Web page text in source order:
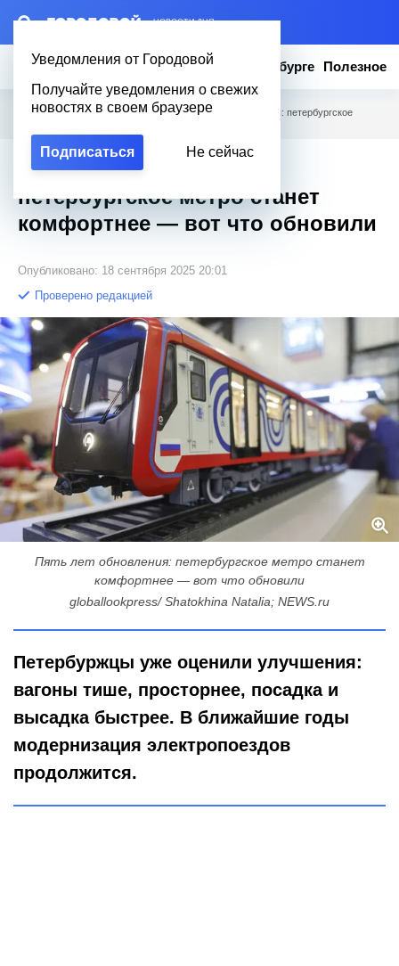
– НОВОСТИ ДНЯ
Уведомления от Городовой
Получайте уведомления о свежих
новостях в своем браузере
Подписаться Не сейчас
Новости Эксклюзив Вопросы о Петербурге Полезное
Городовой Новости Петербурга / Пять лет обновления: петербургское
Пять лет обновления:
петербургское метро станет
комфортнее — вот что обновили
Опубликовано: 18 сентября 2025 20:01
Проверено редакцией
Пять лет обновления: петербургское метро станет
комфортнее — вот что обновили
globallookpress/ Shatokhina Natalia; NEWS.ru
Петербуржцы уже оценили улучшения:
вагоны тише, просторнее, посадка и
высадка быстрее. В ближайшие годы
модернизация электропоездов
продолжится.